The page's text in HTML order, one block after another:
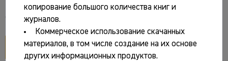
Файлы и ссылки
открыть PDF
копирование большого количества книг и
журналов.
Коммерческое использование скачанных
материалов, в том числе создание на их основе
других информационных продуктов.